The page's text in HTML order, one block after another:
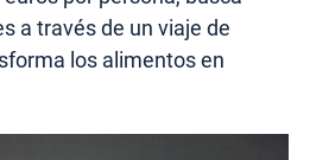
a través de un viaje de
los alimentos en